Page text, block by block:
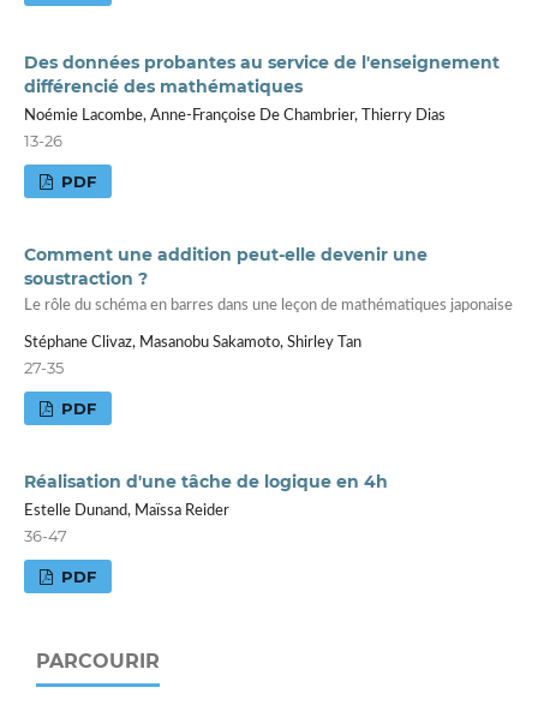
Des données probantes au service de l'enseignement
différencié des mathématiques
Noémie Lacombe, Anne-Françoise De Chambrier, Thierry Dias
13-26
PDF
Comment une addition peut-elle devenir une
soustraction ?
Le rôle du schéma en barres dans une leçon de mathématiques japonaise
Stéphane Clivaz, Masanobu Sakamoto, Shirley Tan
27-35
PDF
Réalisation d'une tâche de logique en 4h
Estelle Dunand, Maïssa Reider
36-47
PDF
PARCOURIR